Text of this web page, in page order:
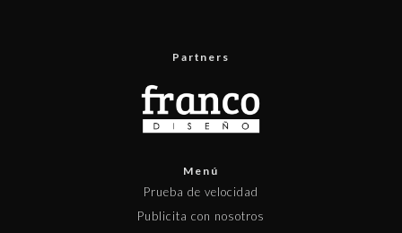
Partners
Menú
Prueba de velocidad
Publicita con nosotros